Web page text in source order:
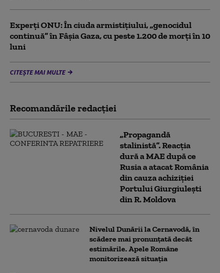
Experţi ONU: În ciuda armistiţiului, „genocidul
continuă” în Fâşia Gaza, cu peste 1.200 de morţi în 10
luni
CITEȘTE MAI MULTE
Recomandările redacţiei
„Propagandă
stalinistă”. Reacția
dură a MAE după ce
Rusia a atacat România
din cauza achiziției
Portului Giurgiulești
din R. Moldova
Nivelul Dunării la Cernavodă, în
scădere mai pronunțată decât
estimările. Apele Române
monitorizează situația